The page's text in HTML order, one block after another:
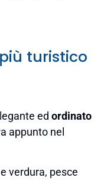
turistico
ed ordinato
appunto nel
verdura, pesce